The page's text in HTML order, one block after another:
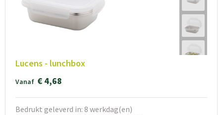
Lucens - lunchbox
Vanaf € 4,68
Bedrukt geleverd in: 8 werkdag(en)